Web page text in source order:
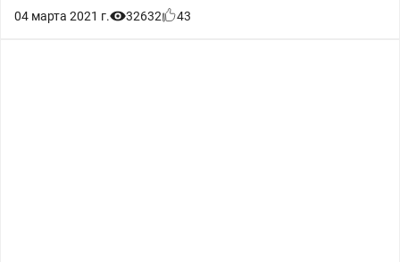
04 марта 2021 г. 32632 43